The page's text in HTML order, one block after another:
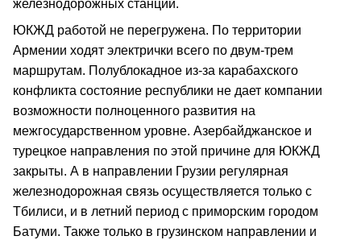
железнодорожных станций.
ЮКЖД работой не перегружена. По территории
Армении ходят электрички всего по двум-трем
маршрутам. Полублокадное из-за карабахского
конфликта состояние республики не дает компании
возможности полноценного развития на
межгосударственном уровне. Азербайджанское и
турецкое направления по этой причине для ЮКЖД
закрыты. А в направлении Грузии регулярная
железнодорожная связь осуществляется только с
Тбилиси, и в летний период с приморским городом
Батуми. Также только в грузинском направлении и